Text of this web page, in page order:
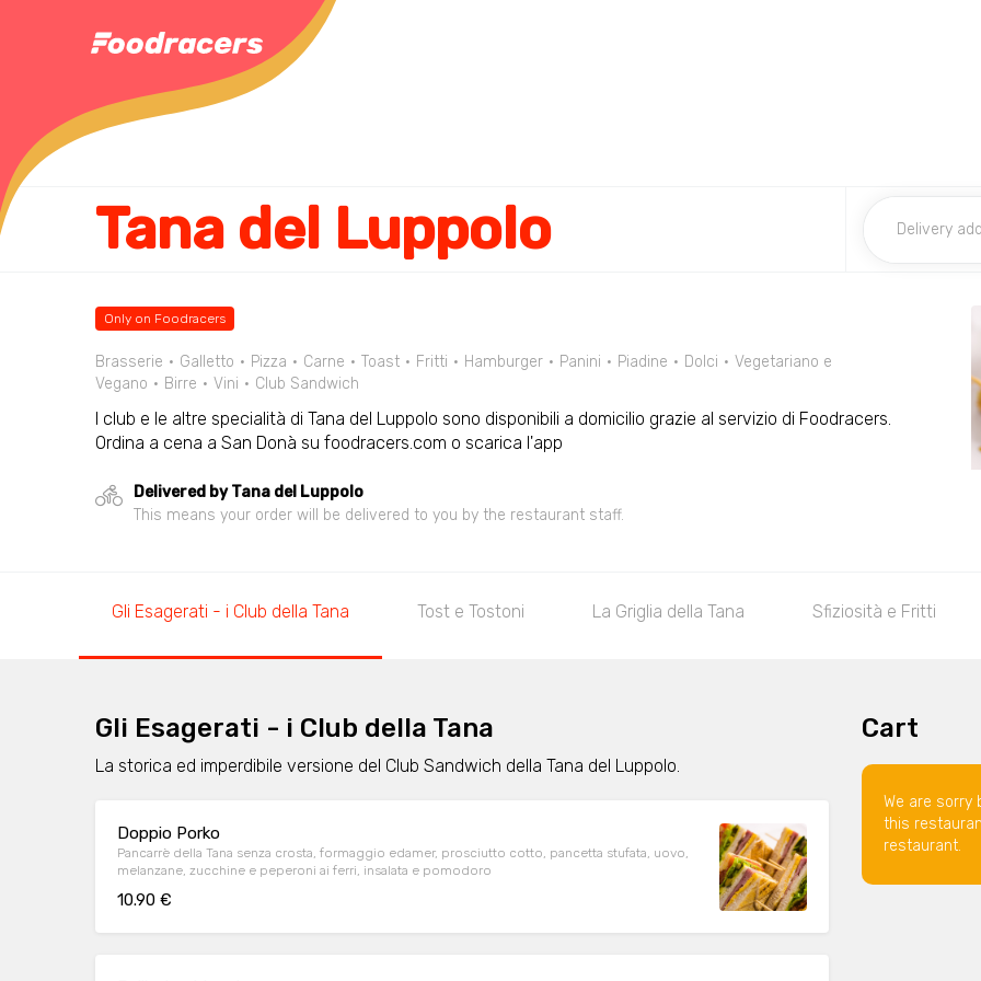
Tana del Luppolo
Only on Foodracers
Brasserie Galletto Pizza Carne Toast Fritti Hamburger Panini Piadine Dolci
Vegetariano e
Vegano
Birre Vini Club Sandwich
I club e le altre specialità di Tana del Luppolo sono disponibili a domicilio grazie al servizio di Foodracers.
Ordina a cena a San Donà su foodracers.com o scarica l'app
Delivered by Tana del Luppolo
This means your order will be delivered to you by the restaurant staff.
Gli Esagerati - i Club della Tana Tost e Tostoni La Griglia della Tana Sfiziosità e Fritti
Gli Esagerati - i Club della Tana
La storica ed imperdibile versione del Club Sandwich della Tana del Luppolo.
Doppio Porko
Pancarrè della Tana senza crosta, formaggio edamer, prosciutto cotto, pancetta stufata, uovo,
melanzane, zucchine e peperoni ai ferri, insalata e pomodoro
10.90 €
Cart
We are
this
restaurant.